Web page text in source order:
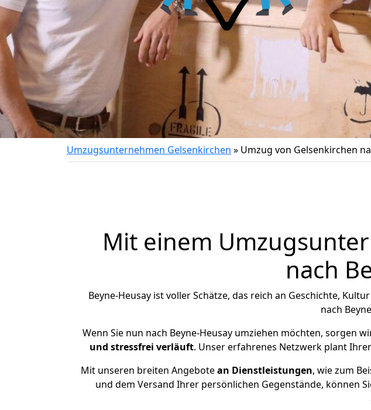
Umzugsunternehmen Gelsenkirchen » Umzug von Gelsenkirchen
Mit einem
nach
Beyne-Heusay ist voller Schätze, das reich an Geschichte,
nach
Wenn Sie nun nach Beyne-Heusay umziehen möchten, sorgen
und stressfrei verläuft. Unser erfahrenes Netzwerk plant
Mit unseren breiten Angebotean Dienstleistungen, wie zum
und dem Versand Ihrer persönlichen Gegenstände, können